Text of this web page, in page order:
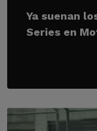
Ya suenan
Series en